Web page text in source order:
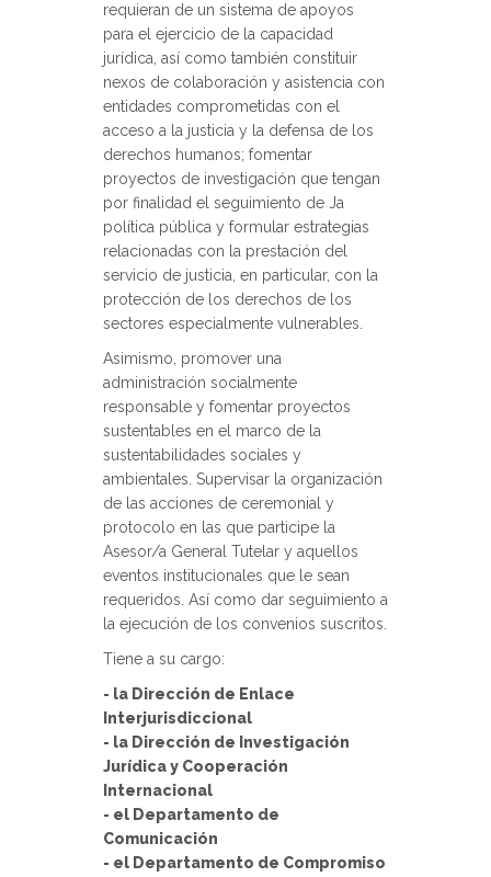
requieran de un sistema de apoyos
para el ejercicio de la capacidad
jurídica, así como también constituir
nexos de colaboración y asistencia con
entidades comprometidas con el
acceso a la justicia y la defensa de los
derechos humanos; fomentar
proyectos de investigación que tengan
por finalidad el seguimiento de Ja
política pública y formular estrategias
relacionadas con la prestación del
servicio de justicia, en particular, con la
protección de los derechos de los
sectores especialmente vulnerables.
Asimismo, promover una
administración socialmente
responsable y fomentar proyectos
sustentables en el marco de la
sustentabilidades sociales y
ambientales. Supervisar la organización
de las acciones de ceremonial y
protocolo en las que participe la
Asesor/a General Tutelar y aquellos
eventos institucionales que le sean
requeridos. Así como dar seguimiento a
la ejecución de los convenios suscritos.
Tiene a su cargo:
- la Dirección de Enlace
Interjurisdiccional
- la Dirección de Investigación
Jurídica y Cooperación
Internacional
- el Departamento de
Comunicación
- el Departamento de Compromiso